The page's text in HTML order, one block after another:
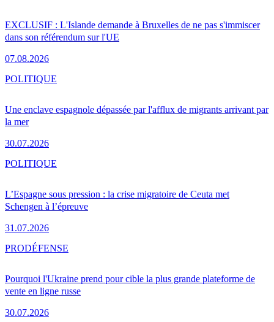
EXCLUSIF : L'Islande demande à Bruxelles de ne pas s'immiscer
dans son référendum sur l'UE
07.08.2026
Une enclave espagnole dépassée par l'afflux de migrants arrivant par
la mer
30.07.2026
POLITIQUE
L’Espagne sous pression : la crise migratoire de Ceuta met
Schengen à l’épreuve
31.07.2026
POLITIQUE
Pourquoi l'Ukraine prend pour cible la plus grande plateforme de
vente en ligne russe
30.07.2026
PRODÉFENSE